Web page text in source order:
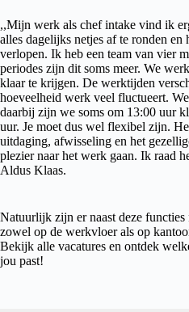
,,Mijn werk als chef intake vind ik
alles dagelijks netjes af te ronden en
verlopen. Ik heb een team van vier
periodes zijn dit soms meer. We
klaar te krijgen. De werktijden
hoeveelheid werk veel fluctueert.
daarbij zijn we soms om 13:00 uur
uur. Je moet dus wel flexibel zijn.
uitdaging, afwisseling en het
plezier naar het werk gaan. Ik raad
Aldus Klaas.
Natuurlijk zijn er naast deze
zowel op de werkvloer als op
Bekijk alle vacatures en ontdek
jou past!